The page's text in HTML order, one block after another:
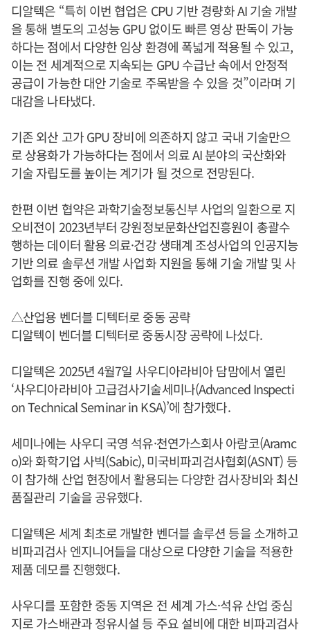
디알텍은 “특히 이번 협업은 CPU 기반 경량화 AI 기술 개발
을 통해 별도의 고성능 GPU 없이도 빠른 영상 판독이 가능
하다는 점에서 다양한 임상 환경에 폭넓게 적용될 수 있고,
이는 전 세계적으로 지속되는 GPU 수급난 속에서 안정적
공급이 가능한 대안 기술로 주목받을 수 있을 것”이라며 기
대감을 나타냈다.
기존 외산 고가 GPU 장비에 의존하지 않고 국내 기술만으
로 상용화가 가능하다는 점에서 의료 AI 분야의 국산화와
기술 자립도를 높이는 계기가 될 것으로 전망된다.
한편 이번 협약은 과학기술정보통신부 사업의 일환으로 지
오비전이 2023년부터 강원정보문화산업진흥원이 총괄수
행하는 데이터 활용 의료·건강 생태계 조성사업의 인공지능
기반 의료 솔루션 개발 사업화 지원을 통해 기술 개발 및 사
업화를 진행 중에 있다.
△산업용 벤더블 디텍터로 중동 공략
디알텍이 벤더블 디텍터로 중동시장 공략에 나섰다.
디알텍은 2025년 4월7일 사우디아라비아 담맘에서 열린
‘사우디아라비아 고급검사기술세미나(Advanced Inspecti
on Technical Seminar in KSA)’에 참가했다.
세미나에는 사우디 국영 석유·천연가스회사 아람코(Aramc
o)와 화학기업 사빅(Sabic), 미국비파괴검사협회(ASNT) 등
이 참가해 산업 현장에서 활용되는 다양한 검사장비와 최신
품질관리 기술을 공유했다.
디알텍은 세계 최초로 개발한 벤더블 솔루션 등을 소개하고
비파괴검사 엔지니어들을 대상으로 다양한 기술을 적용한
제품 데모를 진행했다.
사우디를 포함한 중동 지역은 전 세계 가스·석유 산업 중심
지로 가스배관과 정유시설 등 주요 설비에 대한 비파괴검사